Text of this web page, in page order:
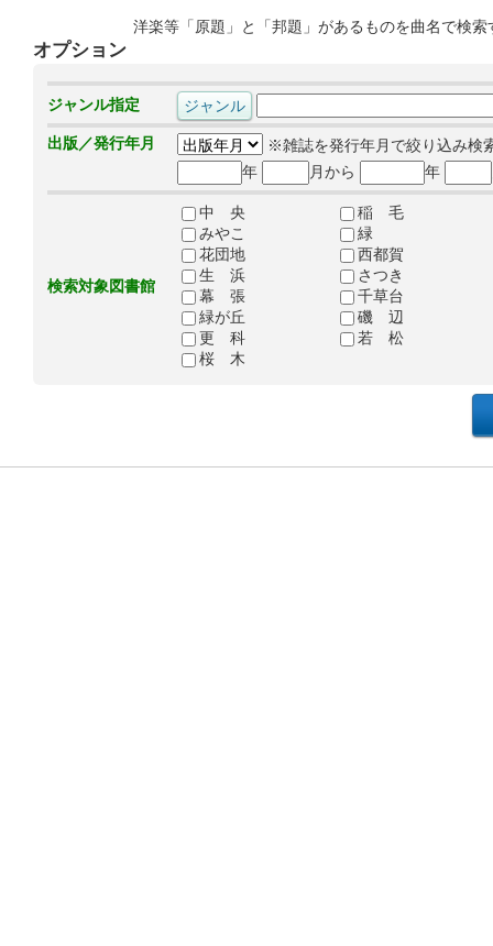
洋楽等「原題」と「邦題」があるものを曲名で検
オプション
ジャンル指定
出版／発行年月
※雑誌を発行年月で絞り込み検
年
月から 年
検索対象図書館
中 央
稲 毛
みやこ
緑
花団地
西都賀
生 浜
さつき
幕 張
千草台
緑が丘
磯 辺
更 科
若 松
桜 木